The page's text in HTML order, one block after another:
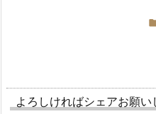
よろしければシェアお願い